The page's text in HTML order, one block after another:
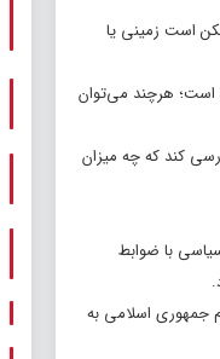
است زمینی یا
است؛ هرچند می‌توان
کند که چه میزان
با ضوابط
جمهوری اسلامی به